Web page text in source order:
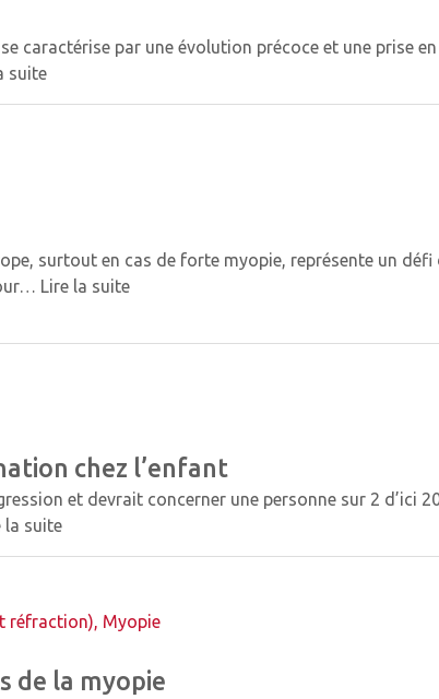
caractérise par une évolution précoce et une prise
suite
surtout en cas de forte myopie, représente un
Lire la suite
chez l’enfant
et devrait concerner une personne sur 2 d’ici
la suite
réfraction), Myopie
de la myopie